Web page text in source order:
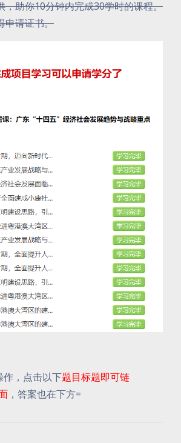
，助你10分钟内完成30学时的课程。
申请证书。
作，点击以下题目标题即可链
，答案也在下方=